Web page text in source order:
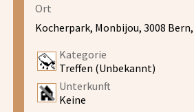
Ort
Kocherpark, Monbijou, 3008
Kategorie
Treffen (Unbekannt)
Unterkunft
Keine